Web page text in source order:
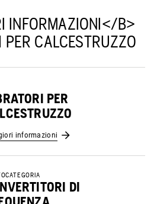
INFORMAZIONI</B>
CALCESTRUZZO
PER
informazioni
DI